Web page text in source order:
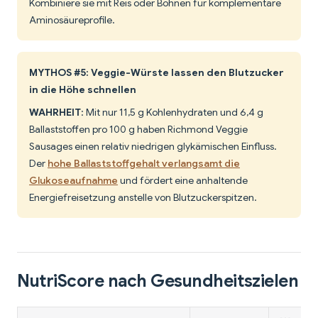
Kombiniere sie mit Reis oder Bohnen für komplementäre
Aminosäureprofile.
MYTHOS #5: Veggie-Würste lassen den Blutzucker
in die Höhe schnellen
WAHRHEIT: Mit nur 11,5 g Kohlenhydraten und 6,4 g
Ballaststoffen pro 100 g haben Richmond Veggie
Sausages einen relativ niedrigen glykämischen Einfluss.
Der hohe Ballaststoffgehalt verlangsamt die
Glukoseaufnahme und fördert eine anhaltende
Energiefreisetzung anstelle von Blutzuckerspitzen.
NutriScore nach Gesundheitszielen